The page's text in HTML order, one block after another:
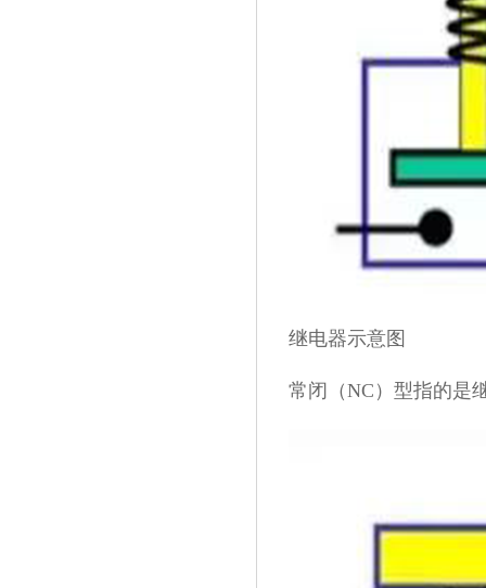
继电器示意图
常闭（NC）型指的是